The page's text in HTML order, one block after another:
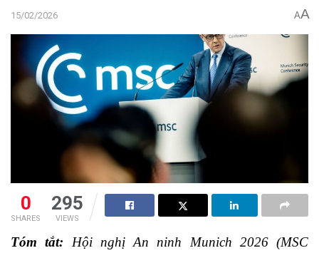
15/02/2026 AA
0
SHARES
295
VIEWS
Tóm tắt: Hội nghị An ninh Munich 2026 (MSC